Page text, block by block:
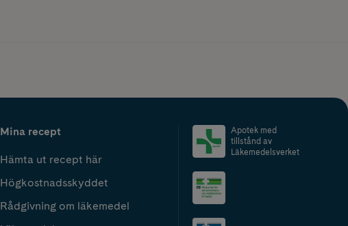
Mina recept
Hämta ut recept här
Högkostnadsskyddet
Rådgivning om läkemedel
Apotek med
tillstånd av
Läkemedelsverket